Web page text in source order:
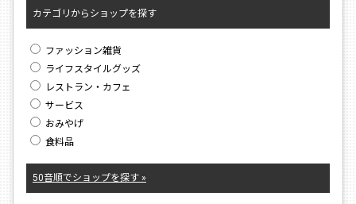
カテゴリからショップを探す
ファッション雑貨
ライフスタイルグッズ
レストラン・カフェ
サービス
おみやげ
食料品
50音順でショップを探す »